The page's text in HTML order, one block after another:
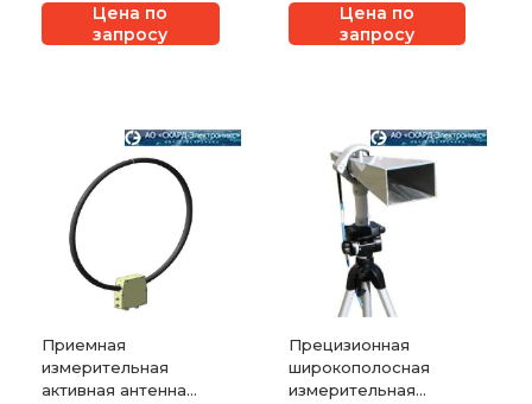
Цена по
запросу
Цена по
запросу
Приемная
измерительная
активная антенна
Прецизионная
широкополосная
измерительная